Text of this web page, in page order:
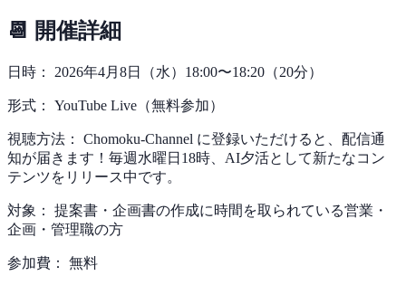
📆 開催詳細
日時： 2026年4月8日（水）18:00〜18:20（20分）
形式： YouTube Live（無料参加）
視聴方法： Chomoku-Channel に登録いただけると、配信通
知が届きます！毎週水曜日18時、AI夕活として新たなコン
テンツをリリース中です。
対象： 提案書・企画書の作成に時間を取られている営業・
企画・管理職の方
参加費： 無料